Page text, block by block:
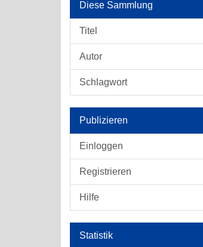
Diese Sammlung
Titel
Autor
Schlagwort
Publizieren
Einloggen
Registrieren
Hilfe
Statistik